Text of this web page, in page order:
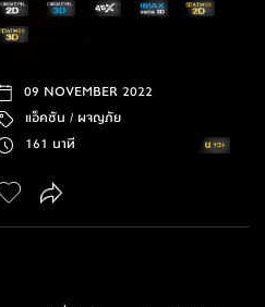
09 NOVEMBER 2022
แอ็คชัน / ผจญภัย
161 นาที